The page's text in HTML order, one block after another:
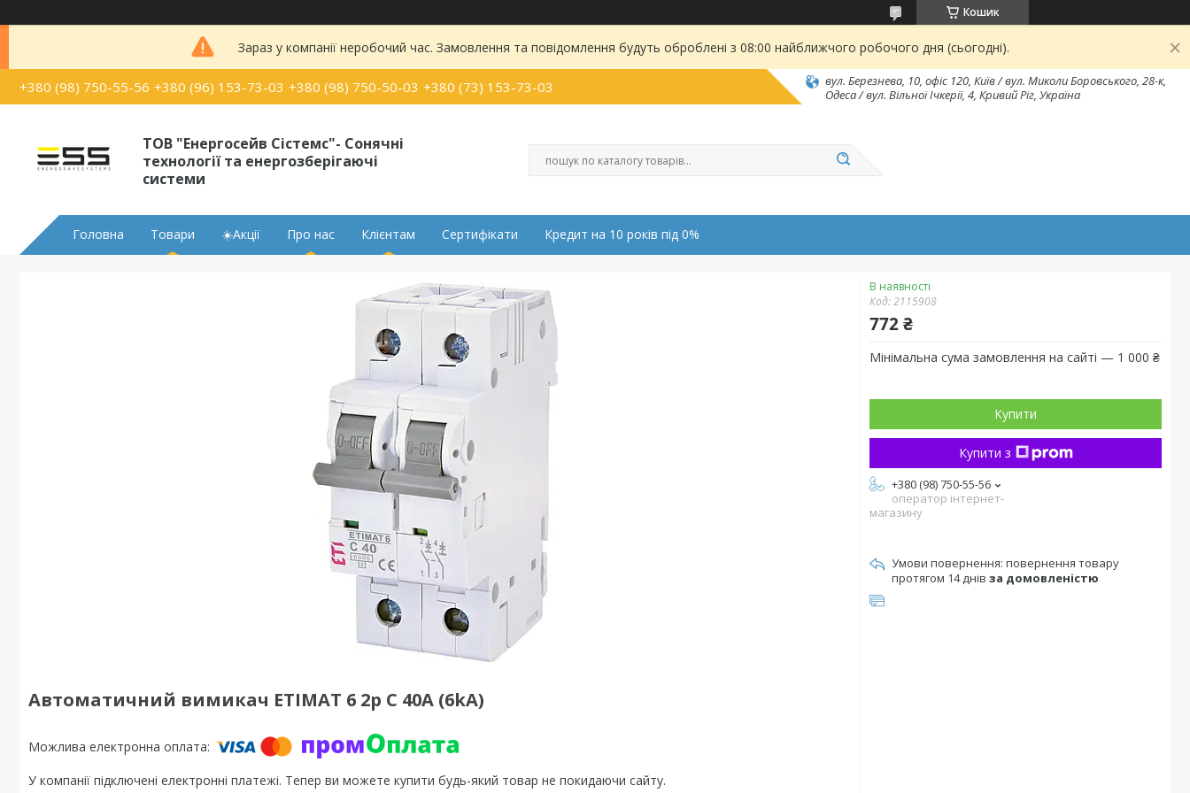
Кошик
Зараз у компанії неробочий час. Замовлення та повідомлення будуть оброблені з 08:00 найближчого робочого дня (сьогодні).
+380 (98) 750-55-56 +380 (96) 153-73-03 +380 (98) 750-50-03 +380 (73) 153-73-03
вул. Березнева, 10, офіс 120, Київ / вул. Миколи Боровського, 28-к,
Одеса / вул. Вільної Ічкерії, 4, Кривий Ріг, Україна
ТОВ "Енергосейв Сістемс"- Сонячні
технології та енергозберігаючі
системи
Головна Товари ☀️Акції Про нас Клієнтам Сертифікати Кредит на 10 років під 0%
Автоматичний вимикач ETIMAT 6 2p C 40А (6kA)
У компанії підключені електронні платежі. Тепер ви можете купити будь-який товар не покидаючи сайту.
В наявності
Код:2115908
772 ₴
Мінімальна сума замовлення на сайті — 1 000 ₴
Купити
Купити з
+380 (98) 750-55-56
оператор інтернет-
магазину
повернення товару
протягом 14 днів за домовленістю